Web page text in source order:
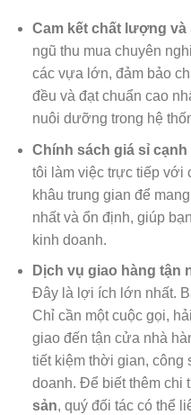
Cam kết chất lượng
ngũ thu mua chuyên
các vựa lớn, đảm bảo
đều và đạt chuẩn cao
nuôi dưỡng trong hệ
Chính sách giá sỉ
tôi làm việc trực tiếp với
khâu trung gian để
nhất và ổn định, giúp
kinh doanh.
Dịch vụ giao hàng tận
Đây là lợi ích lớn nhất.
Chỉ cần một cuộc gọi,
giao đến tận cửa nhà
tiết kiệm thời gian, công
doanh. Để biết thêm chi
sản, quý đối tác có thể